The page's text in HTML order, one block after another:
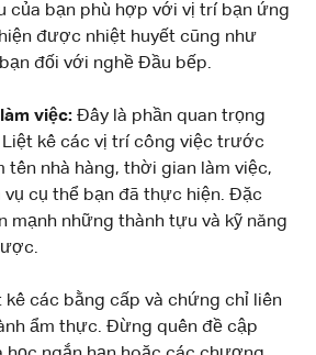
của bạn phù hợp với vị trí bạn ứng
được nhiệt huyết cũng như
đối với nghề Đầu bếp.
việc: Đây là phần quan trọng
Liệt kê các vị trí công việc trước
tên nhà hàng, thời gian làm việc,
vụ cụ thể bạn đã thực hiện. Đặc
mạnh những thành tựu và kỹ năng
kê các bằng cấp và chứng chỉ liên
ẩm thực. Đừng quên đề cập